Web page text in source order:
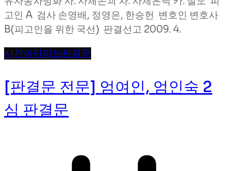
고인 A 검사 손영배, 정영은, 한승헌 변호인 변호사
B(피고인을 위한 국선) 판결선고 2009. 4.
사건아카이브판결문
[판결문 전문] 엄여인, 엄인숙 2
심 판결문